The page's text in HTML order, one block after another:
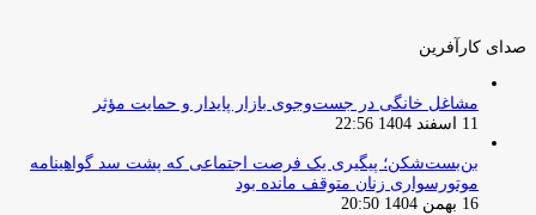
صدای کارآفرین
مشاغل خانگی در جست‌وجوی بازار پایدار و حمایت مؤثر
11 اسفند 1404 22:56
بن‌بست‌شکن؛ پیگیری یک فرصت اجتماعی که پشت سد گواهینامه
موتورسواری زنان متوقف مانده بود
16 بهمن 1404 20:50